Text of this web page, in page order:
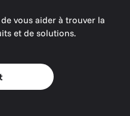
vous aider à trouver la
et de solutions.